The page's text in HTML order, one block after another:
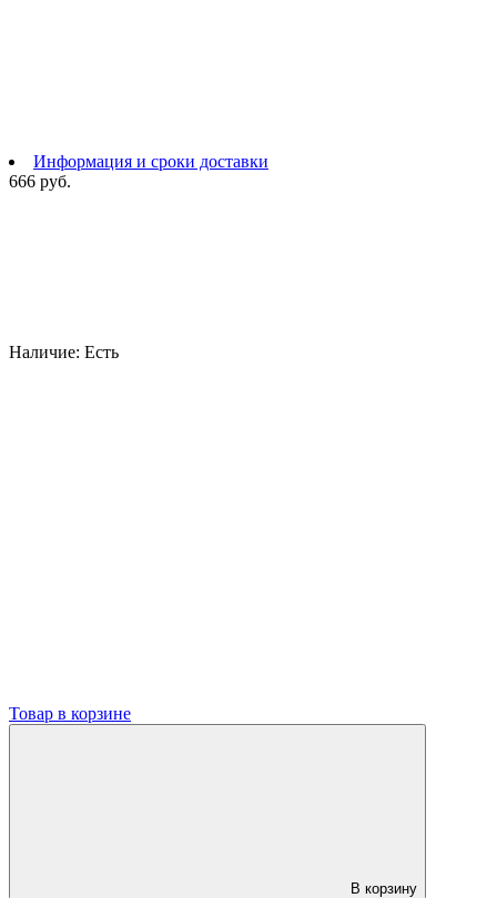
Информация и сроки доставки
666 руб.
Наличие: Есть
Товар в корзине
В корзину